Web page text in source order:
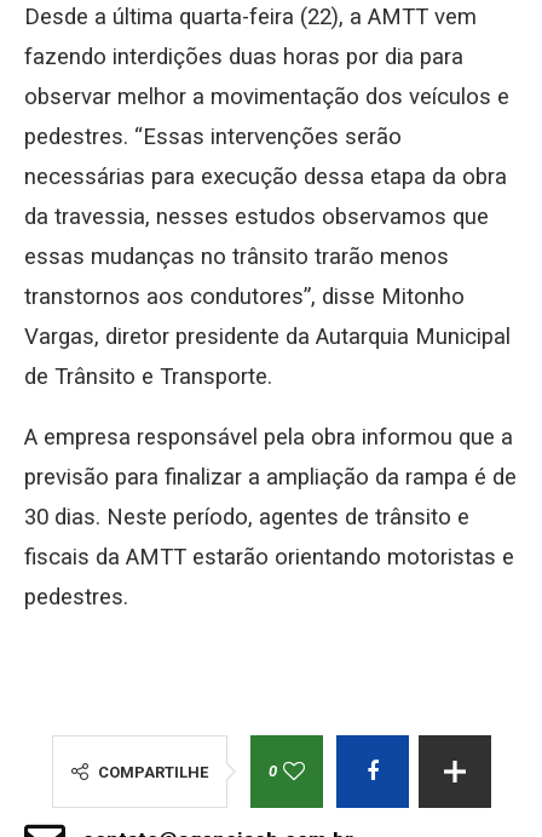
Desde a última quarta-feira (22), a AMTT vem
fazendo interdições duas horas por dia para
observar melhor a movimentação dos veículos e
pedestres. “Essas intervenções serão
necessárias para execução dessa etapa da obra
da travessia, nesses estudos observamos que
essas mudanças no trânsito trarão menos
transtornos aos condutores”, disse Mitonho
Vargas, diretor presidente da Autarquia Municipal
de Trânsito e Transporte.
A empresa responsável pela obra informou que a
previsão para finalizar a ampliação da rampa é de
30 dias. Neste período, agentes de trânsito e
fiscais da AMTT estarão orientando motoristas e
pedestres.
COMPARTILHE 0